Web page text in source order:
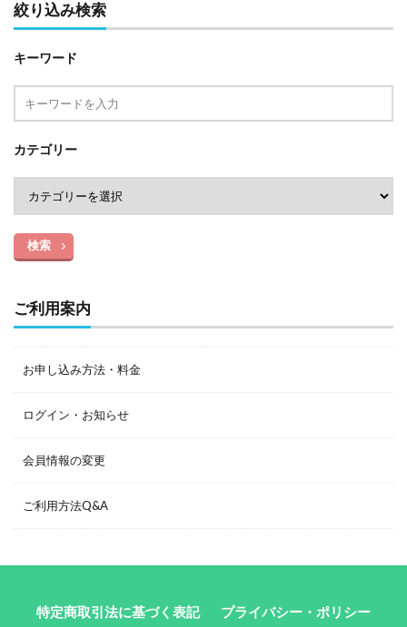
絞り込み検索
キーワード
カテゴリー
検索
ご利用案内
お申し込み方法・料金
ログイン・お知らせ
会員情報の変更
ご利用方法Q&A
特定商取引法に基づく表記
プライバシー・ポリシー